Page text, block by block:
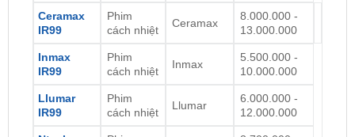
3M
IR90
Phim
5.500.000 -
Ceramax
IR99
Phim
cách nhiệt
8.000.000 -
13.000.000
Inmax
IR99
Phim
cách nhiệt
5.500.000 -
10.000.000